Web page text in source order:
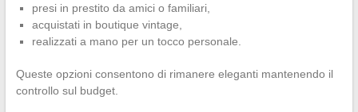
presi in prestito da amici o familiari,
acquistati in boutique vintage,
realizzati a mano per un tocco personale.
Queste opzioni consentono di rimanere eleganti mantenendo il
controllo sul budget.